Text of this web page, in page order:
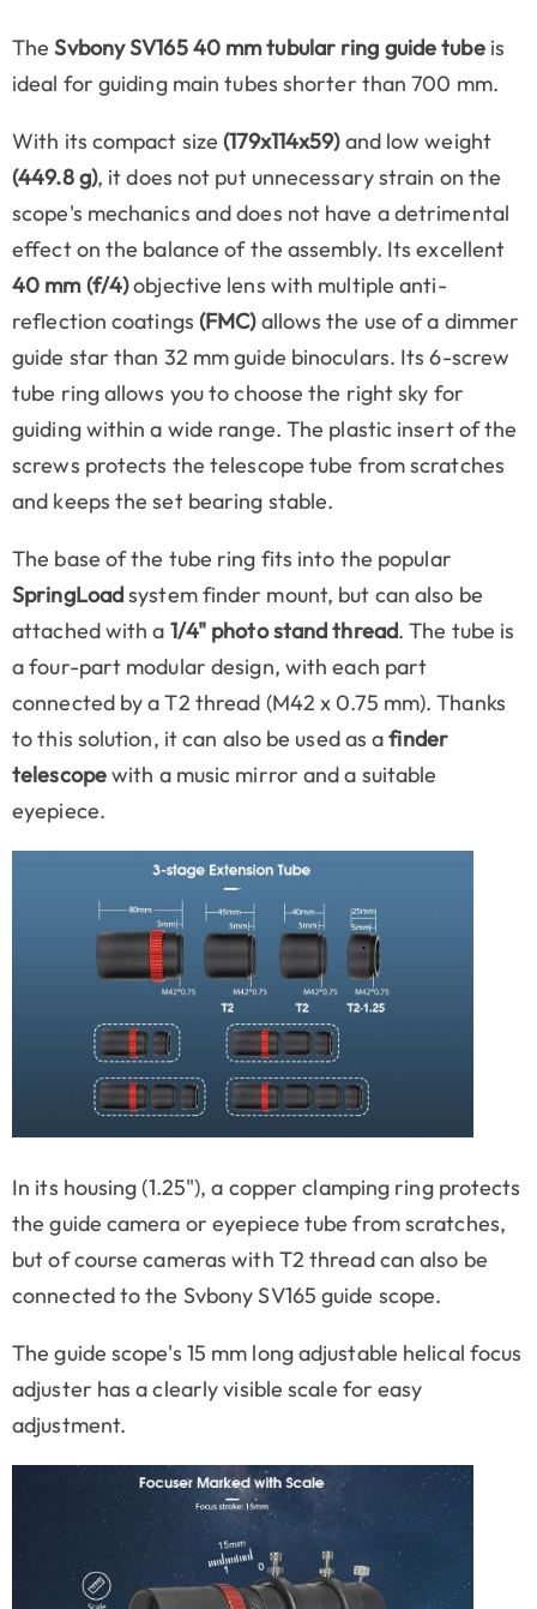
TheSvbony SV165 40 mm tubular ring guide tubeis
ideal for guiding main tubes shorter than 700 mm.
With its compact size(179x114x59)and low weight
(449.8 g), it does not put unnecessary strain on the
scope's mechanics and does not have a detrimental
effect on the balance of the assembly. Its excellent
40 mm(f/4)objective lens with multiple anti-
reflection coatings (FMC)allows the use of a dimmer
guide star than 32 mm guide binoculars. Its 6-screw
tube ring allows you to choose the right sky for
guiding within a wide range. The plastic insert of the
screws protects the telescope tube from scratches
and keeps the set bearing stable.
The base of the tube ring fits into the popular
SpringLoadsystem finder mount, but can also be
attached with a 1/4" photo stand thread. The tube is
a four-part modular design, with each part
connected by a T2 thread (M42 x 0.75 mm). Thanks
to this solution, it can also be used as afinder
telescopewith a music mirror and a suitable
eyepiece.
In its housing (1.25"), a copper clamping ring protects
the guide camera or eyepiece tube from scratches,
but of course cameras with T2 thread can also be
connected to the Svbony SV165 guide scope.
The guide scope's 15 mm long adjustable helical focus
adjuster has a clearly visible scale for easy
adjustment.